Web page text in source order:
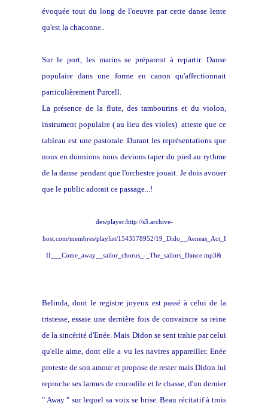
évoquée tout du long de l'oeuvre par cette danse lente
qu'est la chaconne..
Sur le port, les marins se préparent à repartir. Danse
populaire dans une forme en canon qu'affectionnait
particulièrement Purcell.
La présence de la flute, des tambourins et du violon,
instrument populaire ( au lieu des violes) atteste que ce
tableau est une pastorale. Durant les représentations que
nous en donnions nous devions taper du pied au rythme
de la danse pendant que l'orchestre jouait. Je dois avouer
que le public adorait ce passage...!
dewplayer:http://s3.archive-
host.com/membres/playlist/1543578952/19_Dido__Aeneas_Act_I
II___Come_away__sailor_chorus_-_The_sailors_Dance.mp3&
Belinda, dont le registre joyeux est passé à celui de la
tristesse, essaie une dernière fois de convaincre sa reine
de la sincérité d'Enée. Mais Didon se sent trahie par celui
qu'elle aime, dont elle a vu les navires appareiller. Enée
proteste de son amour et propose de rester mais Didon lui
reproche ses larmes de crocodile et le chasse, d'un dernier
" Away " sur lequel sa voix se brise. Beau récitatif à trois